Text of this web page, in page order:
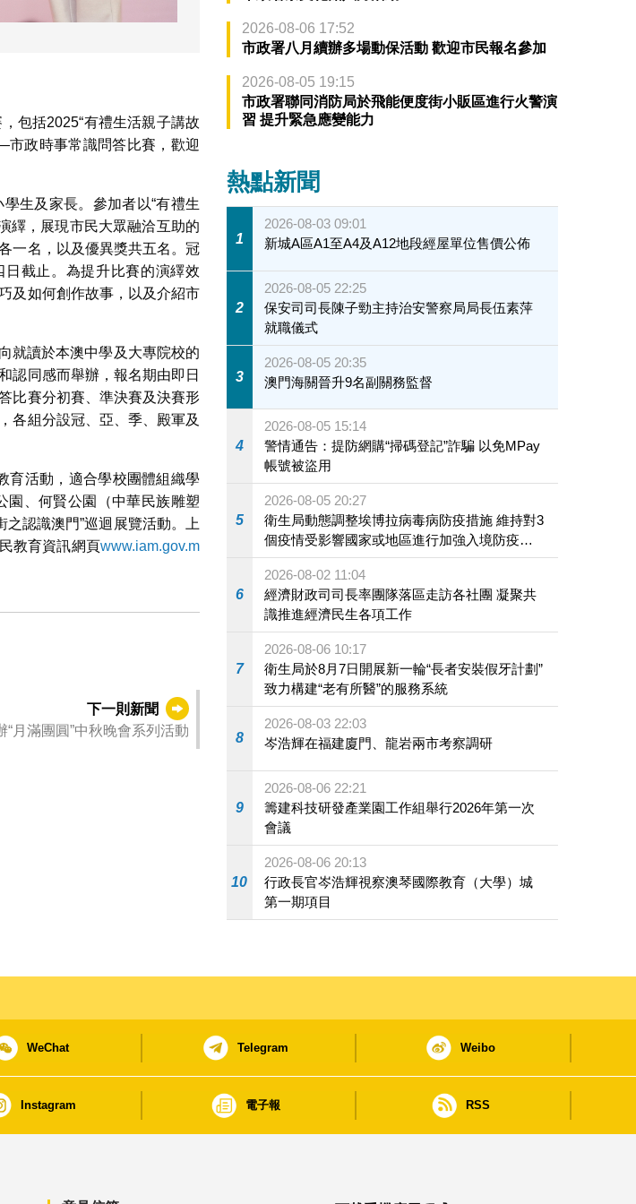
包括2025“有禮生活親子講故
市政時事常識問答比賽，歡迎
生及家長。參加者以“有禮生
繹，展現市民大眾融洽互助的
一名，以及優異獎共五名。冠
截止。為提升比賽的演繹效
及如何創作故事，以及介紹市
就讀於本澳中學及大專院校的
認同感而舉辦，報名期由即日
比賽分初賽、準決賽及決賽形
各組分設冠、亞、季、殿軍及
育活動，適合學校團體組織學
園、何賢公園（中華民族雕塑
認識澳門”巡迴展覽活動。上
教育資訊網頁www.iam.gov.m
下一則新聞
“月滿團圓”中秋晚會系列活動
2026-08-06 17:52
市政署八月續辦多場動保活動 歡迎市民報名參加
2026-08-05 19:15
市政署聯同消防局於飛能便度街小販區進行火警演
習 提升緊急應變能力
熱點新聞
1
2026-08-03 09:01
新城A區A1至A4及A12地段經屋單位售價公佈
2
2026-08-05 22:25
保安司司長陳子勁主持治安警察局局長伍素萍
就職儀式
3
2026-08-05 20:35
澳門海關晉升9名副關務監督
4
2026-08-05 15:14
警情通告：提防網購“掃碼登記”詐騙 以免MPay
帳號被盜用
5
2026-08-05 20:27
衛生局動態調整埃博拉病毒病防疫措施 維持對3
個疫情受影響國家或地區進行加強入境防疫措
施
6
2026-08-02 11:04
經濟財政司司長率團隊落區走訪各社團 凝聚共
識推進經濟民生各項工作
7
2026-08-06 10:17
衛生局於8月7日開展新一輪“長者安裝假牙計劃”
致力構建“老有所醫”的服務系統
8
2026-08-03 22:03
岑浩輝在福建廈門、龍岩兩市考察調研
9
2026-08-06 22:21
籌建科技研發產業園工作組舉行2026年第一次
會議
10
2026-08-06 20:13
行政長官岑浩輝視察澳琴國際教育（大學）城
第一期項目
WeChat Telegram Weibo
Instagram 電子報 RSS